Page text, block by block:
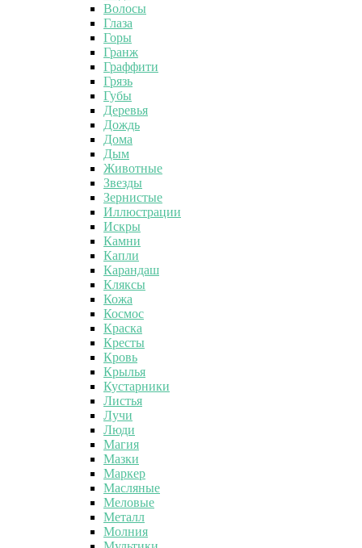
Волосы
Глаза
Горы
Гранж
Граффити
Грязь
Губы
Деревья
Дождь
Дома
Дым
Животные
Звезды
Зернистые
Иллюстрации
Искры
Камни
Капли
Карандаш
Кляксы
Кожа
Космос
Краска
Кресты
Кровь
Крылья
Кустарники
Листья
Лучи
Люди
Магия
Мазки
Маркер
Масляные
Меловые
Металл
Молния